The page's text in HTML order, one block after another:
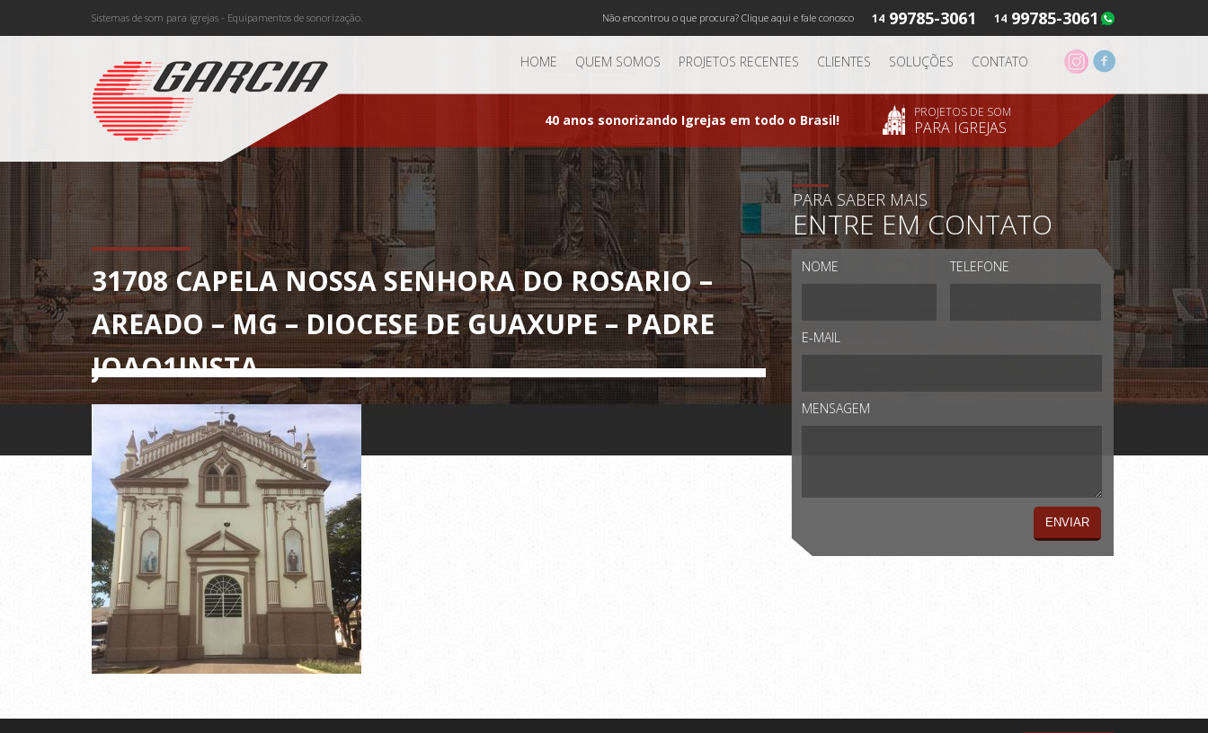
Sistemas de som para igrejas - Equipamentos de sonorização. 14 99785-3061
Não encontrou o que procura? Clique aqui e fale conosco 14 99785-3061
HOME QUEM SOMOS PROJETOS RECENTES CLIENTES SOLUÇÕES CONTATO
40 anos sonorizando Igrejas em todo o Brasil! PROJETOS DE SOM
PARA IGREJAS
31708 CAPELA NOSSA SENHORA DO ROSARIO –
AREADO – MG – DIOCESE DE GUAXUPE – PADRE
JOAO1INSTA
PARA SABER MAIS
ENTRE EM CONTATO
NOME TELEFONE
E-MAIL
MENSAGEM